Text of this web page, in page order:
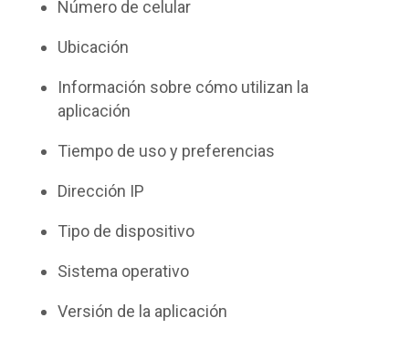
Número de celular
Ubicación
Información sobre cómo utilizan la
aplicación
Tiempo de uso y preferencias
Dirección IP
Tipo de dispositivo
Sistema operativo
Versión de la aplicación